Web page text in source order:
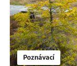
Poznávací